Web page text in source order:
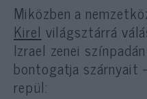
Miközben a
Kirel világsztárrá
Izrael zenei
bontogatja szárnyait
repül: